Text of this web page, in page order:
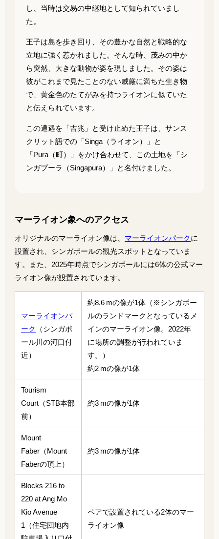
し、当時は交易の中継地として知られていまし
た。
王子は島を歩き回り、その豊かな自然と戦略的な
立地に強く惹かれました。そんな時、茂みの中か
ら突然、大きな動物が姿を現しました。その姿は
彼がこれまで見たことのない威厳に満ちた生き物
で、黄金色のたてがみを持つライオンに似ていた
と伝えられています。
この遭遇を「吉兆」と受け止めた王子は、サンス
クリット語での「Singa（ライオン）」と
「Pura（町）」をかけ合わせて、この土地を「シ
ンガプーラ（Singapura）」と名付けました。
マーライオン象へのアクセス
オリジナルのマーライオン像は、 マーライオンパークに
設置され、シンガポールの観光スポットとなっていま
す。また、2025年時点でシンガポールには6体の公式マー
ライオン像が設置されています。
マーライオンパ
ーク
（シンガポ
ール川の河口付
近）
約8.6 mの像が1体（※シンガポー
ルのランドマークとなっているメ
インのマーライオン像。2022年
に場所の調整が行われていま
す。）
約2 mの像が1体
Tourism
Court（STB本部
前）
約3 mの像が1体
Mount
Faber（Mount
Faberの頂上）
約3 mの像が1体
Blocks 216 to
220 at Ang Mo
Kio Avenue
1（住宅団地内
ペアで設置されている2体のマー
ライオン像